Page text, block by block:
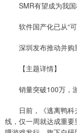
SMR有望成为我国
软件国产化已从“可
深圳发布推动并购
【主题详情】
销量突破100万，游
日前，《逃离鸭科
线，仅一周就达成重